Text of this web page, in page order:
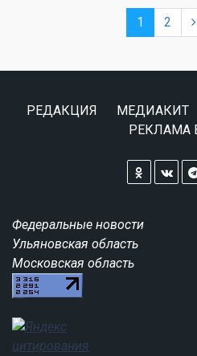
1 2
РЕДАКЦИЯ МЕДИАКИТ
РЕКЛАМА
Федеральные новости
Ульяновская область
Московская область